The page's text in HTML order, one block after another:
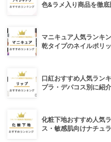
色&ラメ入り商品を徹底
マニキュア人気ランキ
乾タイプのネイルポリ
口紅おすすめ人気ラン
プラ・デパコス別に紹介
化粧下地おすすめ人気
ス・敏感肌向けナチュ